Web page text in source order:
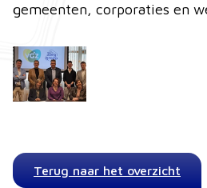
gemeenten, corporaties en
Terug naar het overzicht